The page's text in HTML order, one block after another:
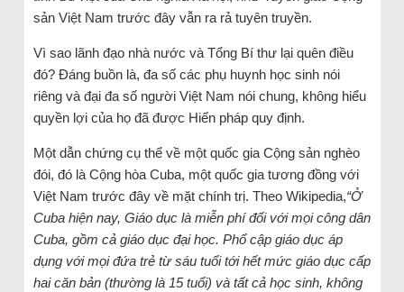
sản Việt Nam trước đây vẫn ra rả tuyên truyền.
Vì sao lãnh đạo nhà nước và Tổng Bí thư lại quên điều
đó? Đáng buồn là, đa số các phụ huynh học sinh nói
riêng và đại đa số người Việt Nam nói chung, không hiểu
quyền lợi của họ đã được Hiến pháp quy định.
Một dẫn chứng cụ thể về một quốc gia Cộng sản nghèo
đói, đó là Cộng hòa Cuba, một quốc gia tương đồng với
Việt Nam trước đây về mặt chính trị. Theo Wikipedia,“Ở
Cuba hiện nay, Giáo dục là miễn phí đối với mọi công dân
Cuba, gồm cả giáo dục đại học. Phổ cập giáo dục áp
dụng với mọi đứa trẻ từ sáu tuổi tới hết mức giáo dục cấp
hai căn bản (thường là 15 tuổi) và tất cả học sinh, không